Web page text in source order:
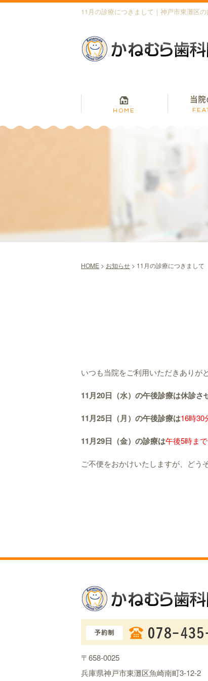
11月の診療につきまして｜神戸市東灘区
HOME
当
HOME > お知らせ > 11月の診療につきまして
いつも当院をご利用いただきありが
11月20日（水）の午後診療は休診さ
11月25日（月）の午後診療は16時30
11月29日（金）の診療は午後5時まで
ご不便をおかけいたしますが、どう
〒658-0025
兵庫県神戸市東灘区魚崎南町3-12-2